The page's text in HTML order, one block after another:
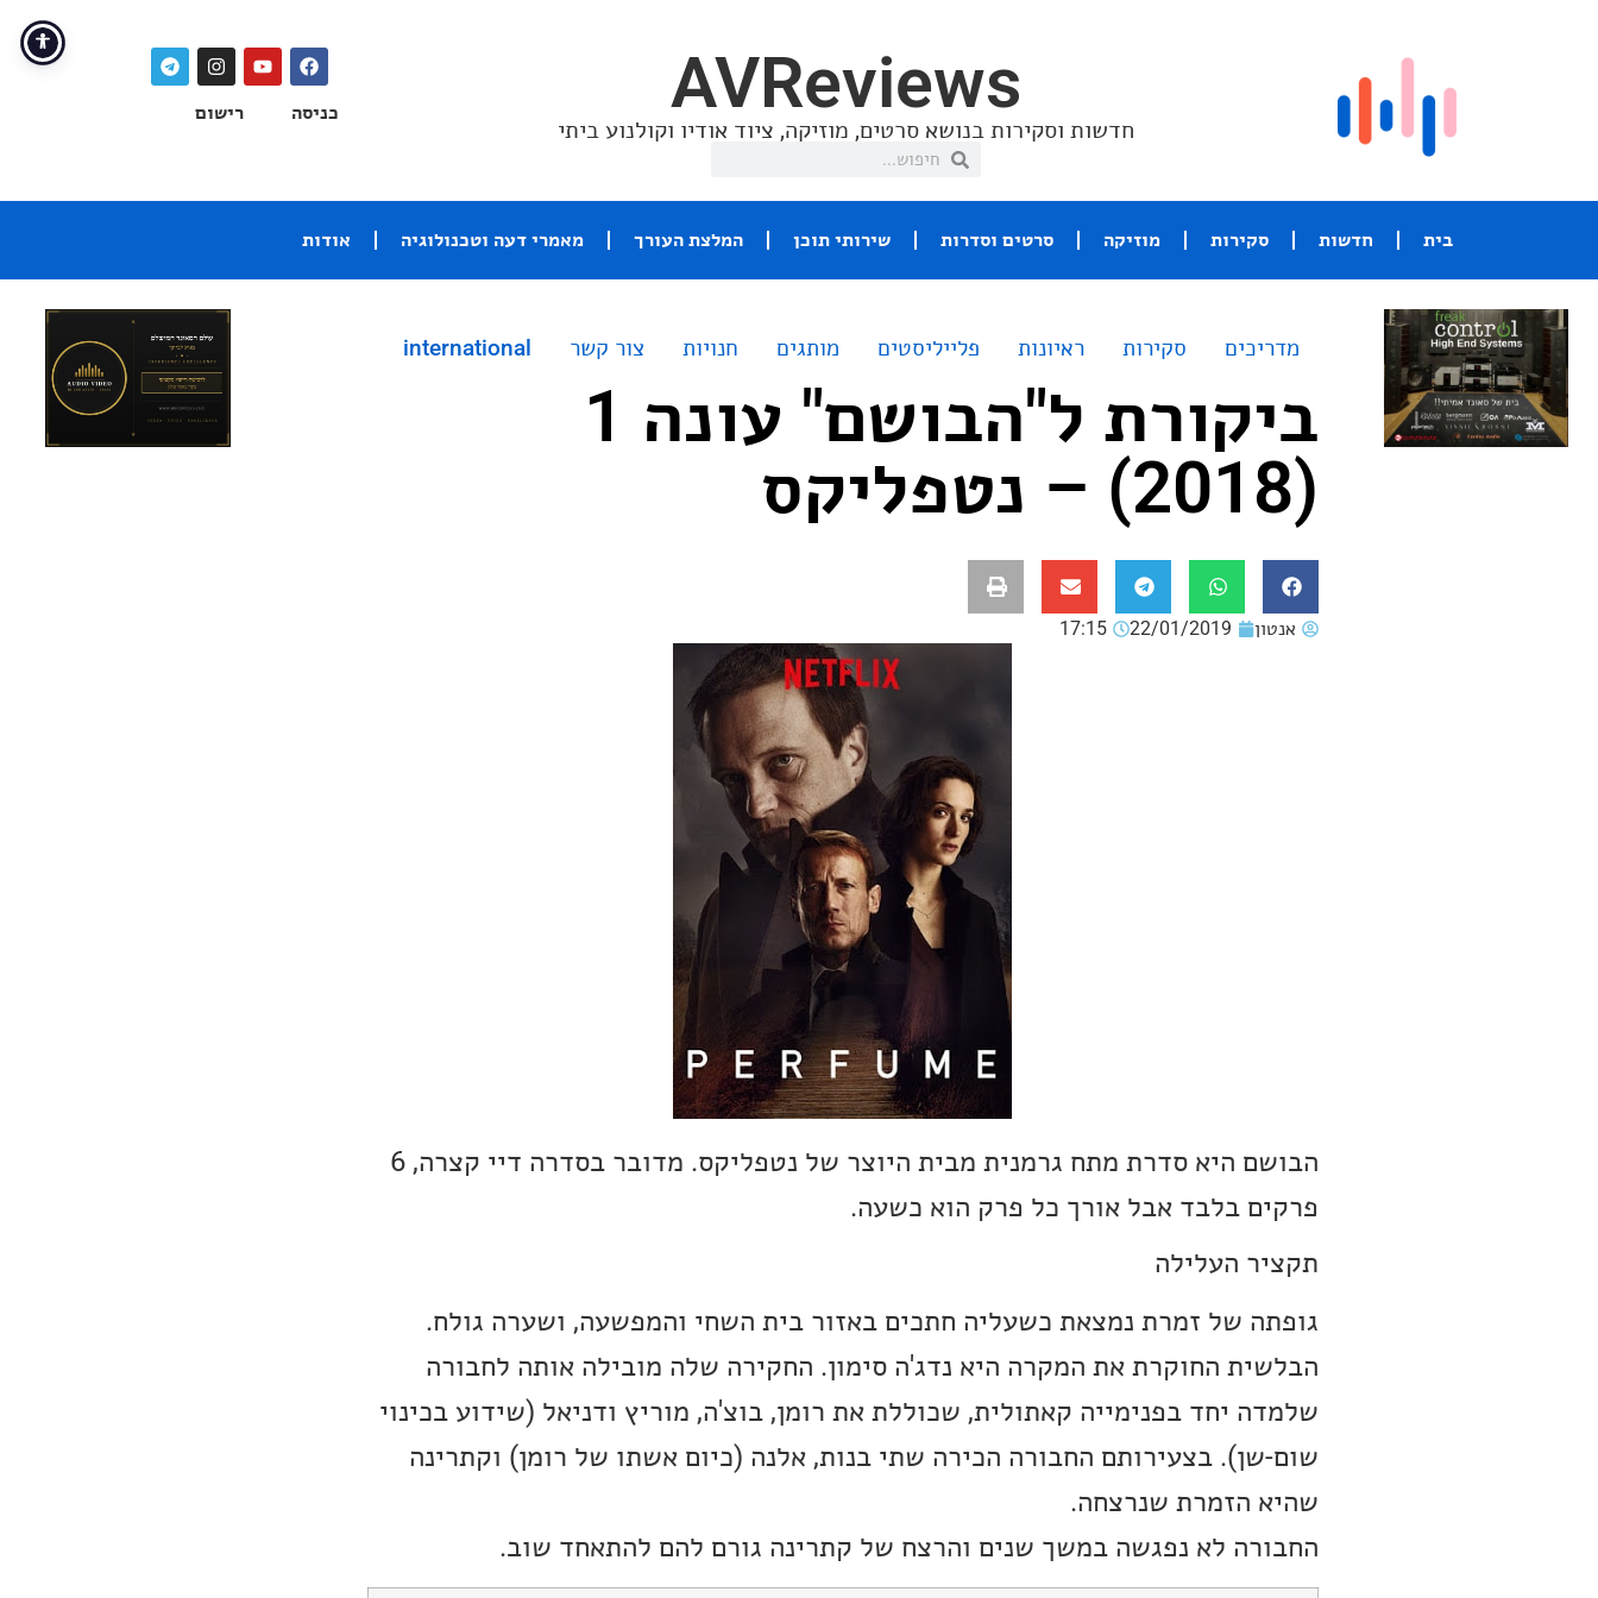
AVReviews
חדשות וסקירות בנושא סרטים, מוזיקה, ציוד אודיו וקולנוע ביתי
כניסה רישום
בית חדשות סקירות מוזיקה סרטים וסדרות שירותי תוכן המלצת העורך מאמרי דעה וטכנולוגיה אודות
מדריכים סקירות ראיונות פלייליסטים מותגים חנויות צור קשר international
ביקורת ל"הבושם" עונה 1
(2018) – נטפליקס
אנטון 22/01/2019
17:15
הבושם היא סדרת מתח גרמנית מבית היוצר של נטפליקס. מדובר בסדרה דיי קצרה, 6
פרקים בלבד אבל אורך כל פרק הוא כשעה.
תקציר העלילה
גופתה של זמרת נמצאת כשעליה חתכים באזור בית השחי והמפשעה, ושערה גולח.
הבלשית החוקרת את המקרה היא נדג'ה סימון. החקירה שלה מובילה אותה לחבורה
שלמדה יחד בפנימייה קאתולית, שכוללת את רומן, בוצ'ה, מוריץ ודניאל (שידוע בכינוי
שום-שן). בצעירותם החבורה הכירה שתי בנות, אלנה (כיום אשתו של רומן) וקתרינה
שהיא הזמרת שנרצחה.
החבורה לא נפגשה במשך שנים והרצח של קתרינה גורם להם להתאחד שוב.